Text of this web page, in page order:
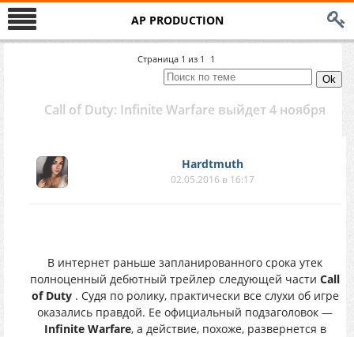
AP PRODUCTION
Страница 1 из 1 1
Call of Duty: Infinite Warfare выйдет 4 ноября
Hardtmuth
02.05.2016 в 16:17
В интернет раньше запланированного срока утек
полноценный дебютный трейлер следующей части Call
of Duty. Судя по ролику, практически все слухи об игре
оказались правдой. Ее официальный подзаголовок —
Infinite Warfare, а действие, похоже, развернется в